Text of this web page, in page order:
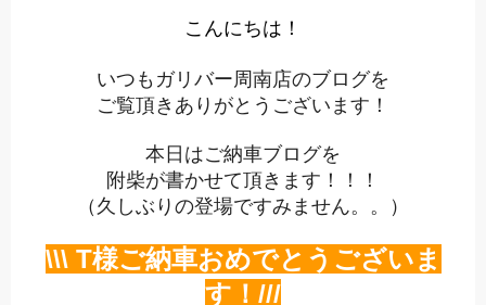
こんにちは！
いつもガリバー周南店のブログを
ご覧頂きありがとうございます！
本日はご納車ブログを
附柴が書かせて頂きます！！！
（久しぶりの登場ですみません。。）
\\\ T様ご納車おめでとうございま
す！ ///